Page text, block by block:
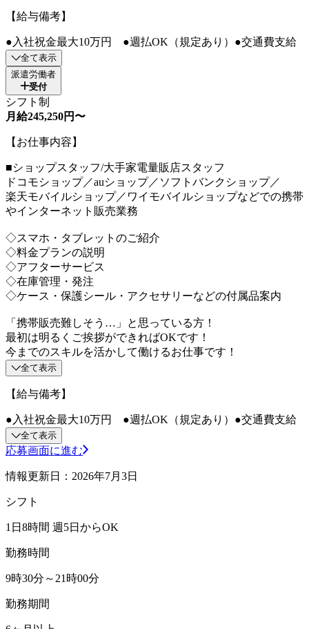
【給与備考】
●入社祝金最大10万円 ●週払OK（規定あり）●交通費支給
全て表示
派遣労働者
受付
シフト制
月給245,250円〜
【お仕事内容】
■ショップスタッフ/大手家電量販店スタッフ
ドコモショップ／auショップ／ソフトバンクショップ／
楽天モバイルショップ／ワイモバイルショップなどでの携帯
やインターネット販売業務
◇スマホ・タブレットのご紹介
◇料金プランの説明
◇アフターサービス
◇在庫管理・発注
◇ケース・保護シール・アクセサリーなどの付属品案内
「携帯販売難しそう…」と思っている方！
最初は明るくご挨拶ができればOKです！
今までのスキルを活かして働けるお仕事です！
全て表示
【給与備考】
●入社祝金最大10万円 ●週払OK（規定あり）●交通費支給
全て表示
応募画面に進む
情報更新日：2026年7月3日
シフト
1日8時間 週5日からOK
勤務時間
9時30分～21時00分
勤務期間